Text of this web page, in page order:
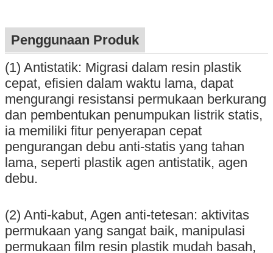
Penggunaan Produk
(1) Antistatik: Migrasi dalam resin plastik
cepat, efisien dalam waktu lama, dapat
mengurangi resistansi permukaan berkurang
dan pembentukan penumpukan listrik statis,
ia memiliki fitur penyerapan cepat
pengurangan debu anti-statis yang tahan
lama, seperti plastik agen antistatik, agen
debu.
(2) Anti-kabut, Agen anti-tetesan: aktivitas
permukaan yang sangat baik, manipulasi
permukaan film resin plastik mudah basah,